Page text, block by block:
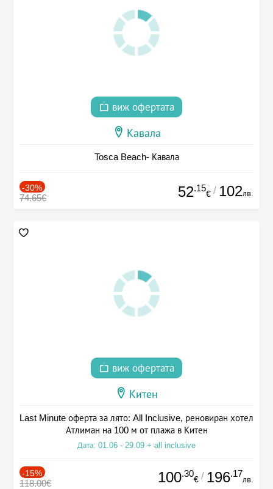
виж офертата
Кавала
Tosca Beach- Кавала
-30%
74.65€ 52.15
€ / 102лв.
виж офертата
Китен
Last Minute оферта за лято: All Inclusive, реновиран хотел
Атлиман на 100 м от плажа в Китен
Дата: 01.06 - 29.09 + all inclusive
-15%
118.00€ 100.30
€ / 196.17
лв.